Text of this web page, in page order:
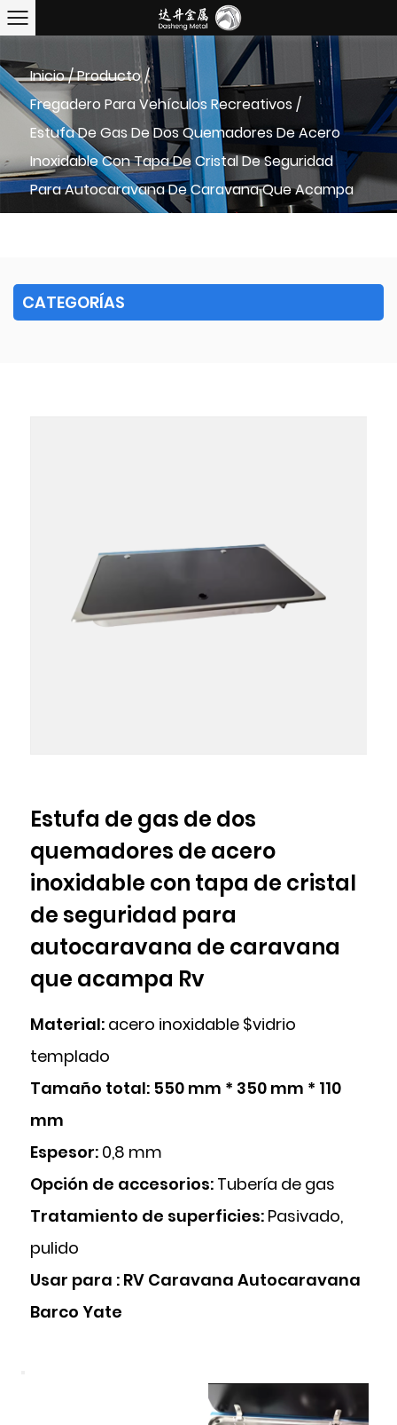
Inicio/Producto/
Fregadero Para Vehículos Recreativos/
Estufa De Gas De Dos Quemadores De Acero
Inoxidable Con Tapa De Cristal De Seguridad
Para Autocaravana De Caravana Que Acampa
Rv
CATEGORÍAS
Estufa de gas de dos
quemadores de acero
inoxidable con tapa de cristal
de seguridad para
autocaravana de caravana
que acampa Rv
Material: acero inoxidable $vidrio
templado
Tamaño total: 550 mm * 350 mm * 110
mm
Espesor: 0,8 mm
Opción de accesorios: Tubería de gas
Tratamiento de superficies: Pasivado,
pulido
Usar para : RV Caravana Autocaravana
Barco Yate